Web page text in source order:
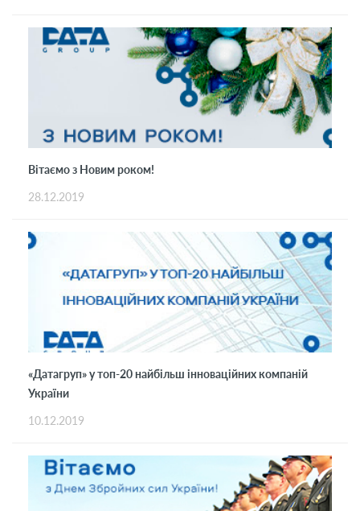
Вітаємо з Новим роком!
28.12.2019
«Датагруп» у топ-20 найбільш інноваційних компаній
України
10.12.2019